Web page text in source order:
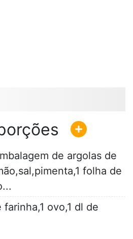
de argolas de
folha de
ovo,1 dl de